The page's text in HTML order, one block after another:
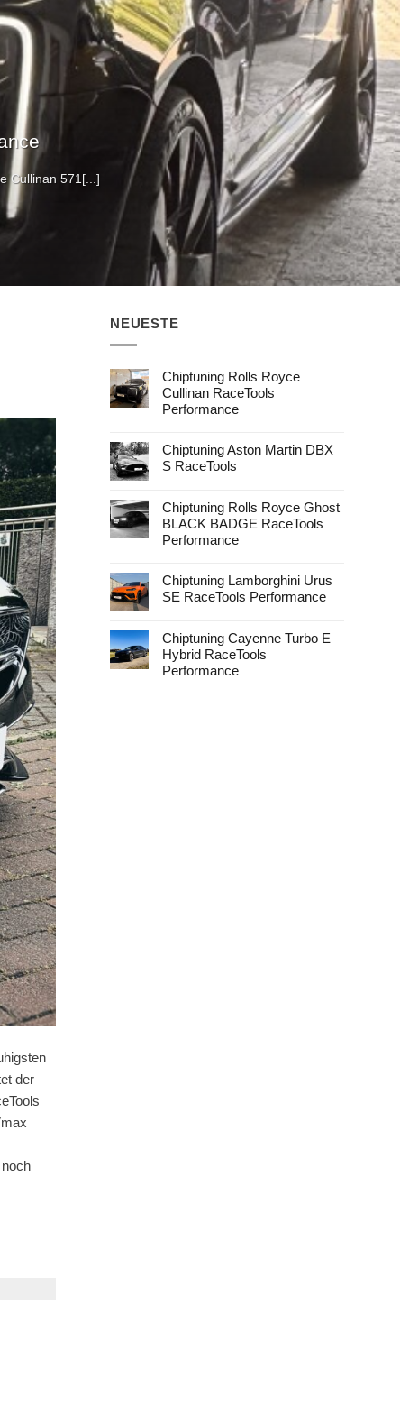
Cullinan 571[...]
der
NEUESTE
Chiptuning Rolls Royce
Cullinan RaceTools
Performance
zu
Chiptuning
Rolls
RaceTools
Performance
Chiptuning Aston Martin DBX
S RaceTools
zu
Chiptuning
Aston
Martin
Chiptuning Rolls Royce Ghost
BLACK BADGE RaceTools
Performance
zu
Chiptuning
Rolls
BLACK
BADGE
RaceTools
Performance
Chiptuning Lamborghini Urus
SE RaceTools Performance
zu
Chiptuning
Lamborghini
Urus
Chiptuning Cayenne Turbo E
Hybrid RaceTools
Performance